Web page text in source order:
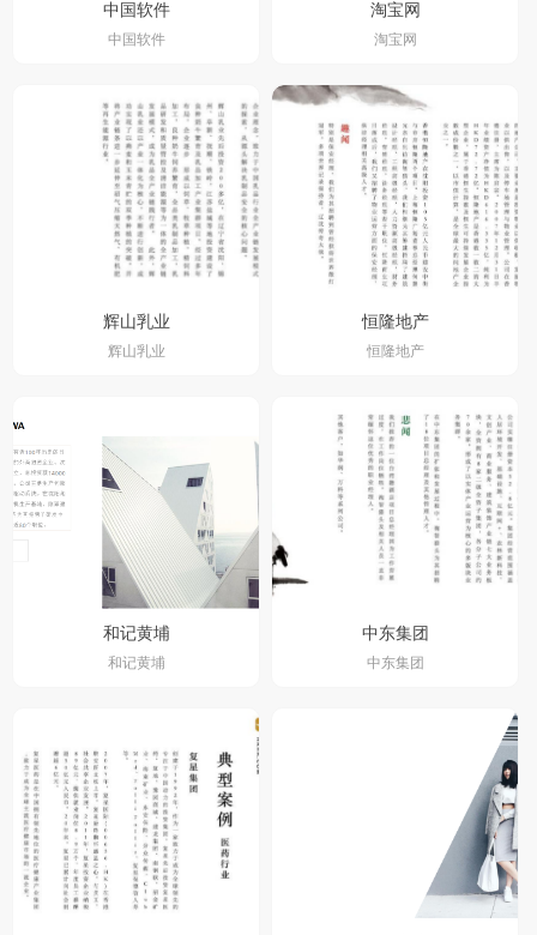
中国软件
中国软件
淘宝网
淘宝网
辉山乳业
辉山乳业
恒隆地产
恒隆地产
和记黄埔
和记黄埔
中东集团
中东集团